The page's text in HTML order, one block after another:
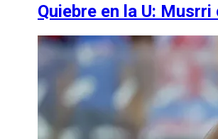
Quiebre en la U: